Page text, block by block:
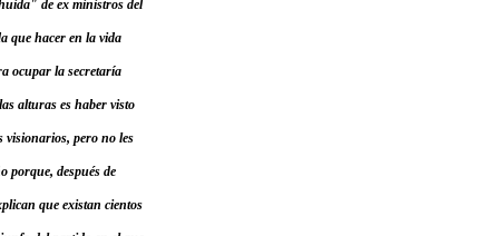
de ex ministros del
que hacer en la vida
ocupar la secretaría
alturas es haber visto
visionarios, pero no les
porque, después de
que existan cientos